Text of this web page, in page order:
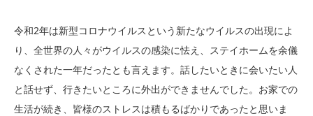
令和2年は新型コロナウイルスという新たなウイルスの出現によ
り、全世界の人々がウイルスの感染に怯え、ステイホームを余儀
なくされた一年だったとも言えます。話したいときに会いたい人
と話せず、行きたいところに外出ができませんでした。お家での
生活が続き、皆様のストレスは積もるばかりであったと思いま